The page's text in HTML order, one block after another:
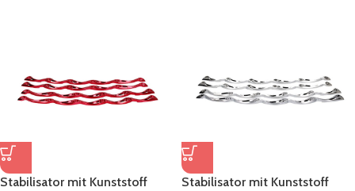
Stabilisator mit Kunststoff
Stabilisator mit Kunststoff